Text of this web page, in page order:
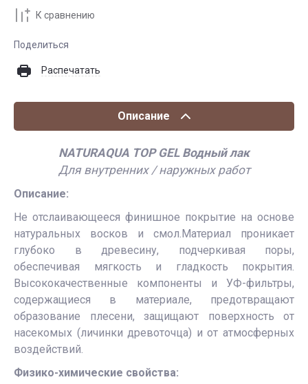
К сравнению
Поделиться
Распечатать
Описание
NATURAQUA TOP GEL Водный лак
Для внутренних / наружных работ
Описание:
Не отслаивающееся финишное покрытие на основе
натуральных восков и смол.Материал проникает
глубоко в древесину, подчеркивая поры,
обеспечивая мягкость и гладкость покрытия.
Высококачественные компоненты и УФ-фильтры,
содержащиеся в материале, предотвращают
образование плесени, защищают поверхность от
насекомых (личинки древоточца) и от атмосферных
воздействий.
Физико-химические свойства: